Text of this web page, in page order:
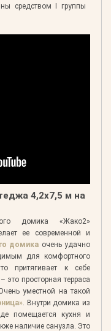
средством I группы
4,2х7,5 м на
домика «Жако2»
ее современной и
домика очень удачно
для комфортного
притягивает к себе
это просторная терраса
уместной на такой
. Внутри домика из
помещается кухня и
наличие санузла. Это